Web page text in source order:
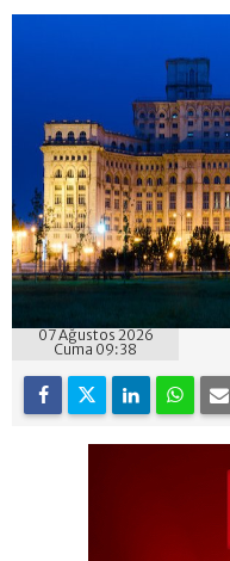
07 Ağustos 2026
Cuma 09:38